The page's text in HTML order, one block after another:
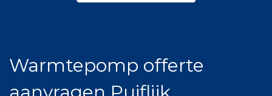
Warmtepomp offerte